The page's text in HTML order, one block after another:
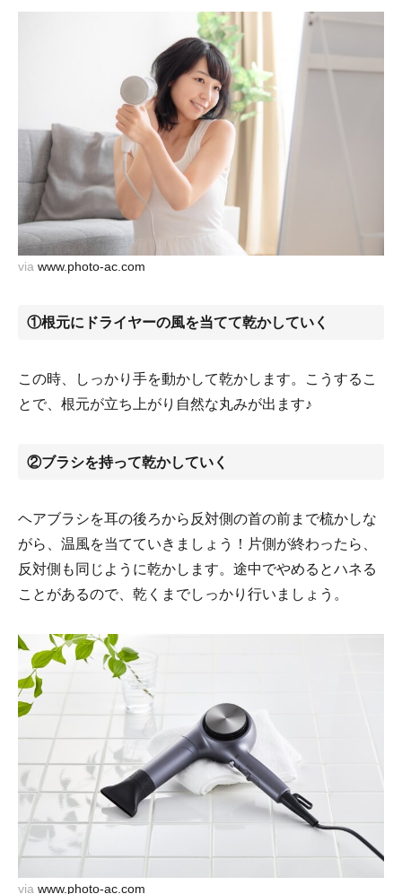
via www.photo-ac.com
①根元にドライヤーの風を当てて乾かしていく
この時、しっかり手を動かして乾かします。こうするこ
とで、根元が立ち上がり自然な丸みが出ます♪
②ブラシを持って乾かしていく
ヘアブラシを耳の後ろから反対側の首の前まで梳かしな
がら、温風を当てていきましょう！片側が終わったら、
反対側も同じように乾かします。途中でやめるとハネる
ことがあるので、乾くまでしっかり行いましょう。
via www.photo-ac.com